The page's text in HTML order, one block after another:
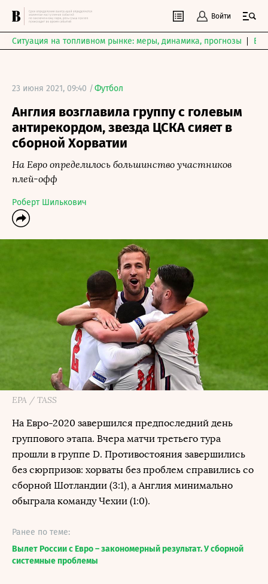
Войти
Ситуация на топливном рынке: меры, динамика, прогнозы
23 июня 2021, 09:40 /Футбол
Англия возглавила группу с голевым
антирекордом, звезда ЦСКА сияет в
сборной Хорватии
На Евро определилось большинство участников
плей-офф
Роберт Шилькович
EPA / TASS
На Евро-2020 завершился предпоследний день
группового этапа. Вчера матчи третьего тура
прошли в группе D. Противостояния завершились
без сюрпризов: хорваты без проблем справились со
сборной Шотландии (3:1), а Англия минимально
обыграла команду Чехии (1:0).
Ранее по теме:
Вылет России с Евро – закономерный результат. У сборной
системные проблемы